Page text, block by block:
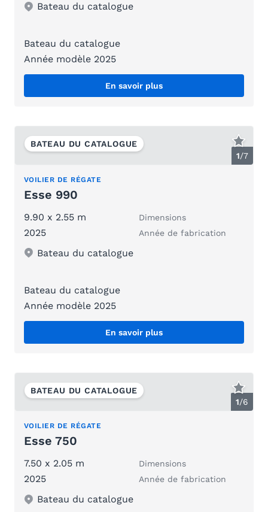
Bateau du catalogue
Bateau du catalogue
Année modèle 2025
En savoir plus
1/7
BATEAU DU CATALOGUE
VOILIER DE RÉGATE
Esse 990
9.90 x 2.55 m Dimensions
2025 Année de fabrication
Bateau du catalogue
Bateau du catalogue
Année modèle 2025
En savoir plus
1/6
BATEAU DU CATALOGUE
VOILIER DE RÉGATE
Esse 750
7.50 x 2.05 m Dimensions
2025 Année de fabrication
Bateau du catalogue